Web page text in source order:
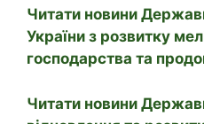
Читати новини
України з розвитку
господарства та
Читати новини